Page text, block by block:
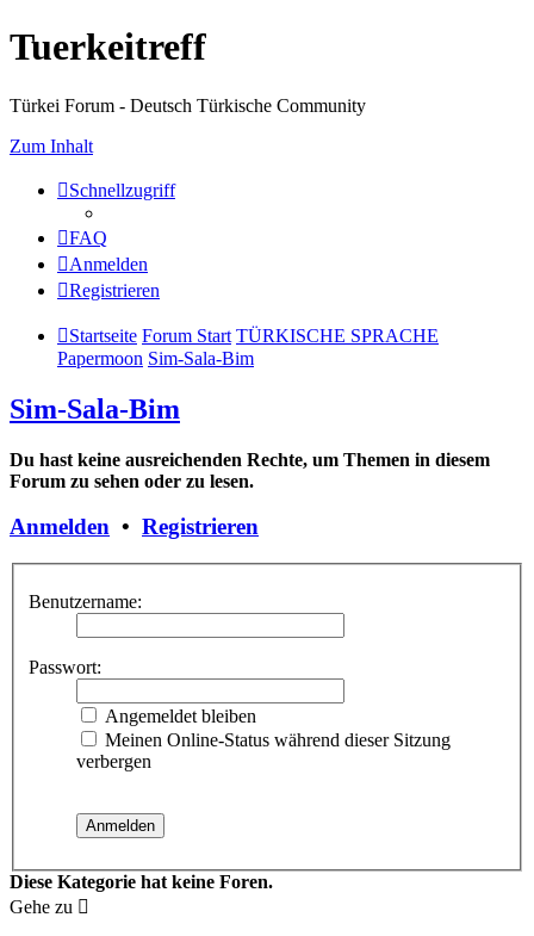
Tuerkeitreff
Türkei Forum - Deutsch Türkische Community
Zum Inhalt
Schnellzugriff
FAQ
Anmelden
Registrieren
Startseite Forum Start TÜRKISCHE SPRACHE
Papermoon Sim-Sala-Bim
Sim-Sala-Bim
Du hast keine ausreichenden Rechte, um Themen in diesem
Forum zu sehen oder zu lesen.
Anmelden • Registrieren
Benutzername:
Passwort:
Angemeldet bleiben
Meinen Online-Status während dieser Sitzung
verbergen
Diese Kategorie hat keine Foren.
Gehe zu